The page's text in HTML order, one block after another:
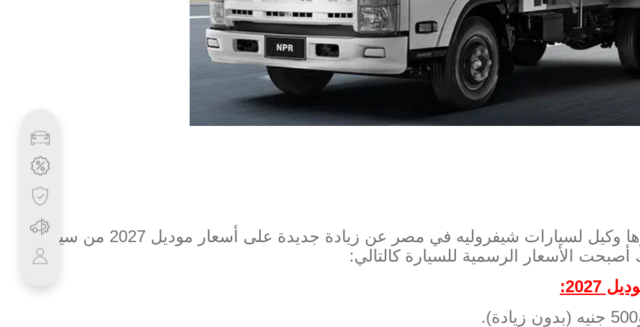
وكيل لسيارات شيفروليه في مصر عن زيادة جديدة على أسعار موديل 2027 من سيارة
الأسعار الرسمية للسيارة كالتالي:
2027:
500 جنيه (بدون زيادة).